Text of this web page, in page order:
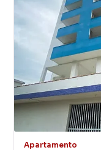
Apartamento